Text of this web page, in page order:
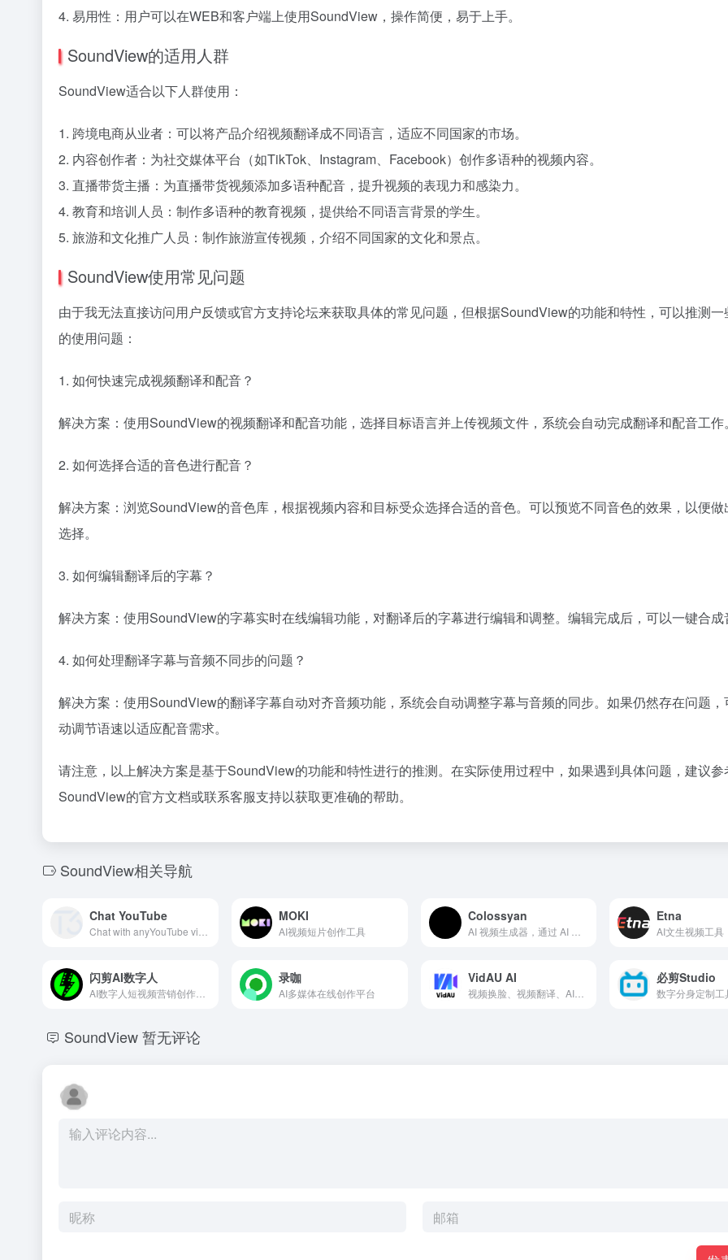
4. 易用性：用户可以在WEB和客户端上使用SoundView，操作简便，易于上手。
SoundView的适用人群
SoundView适合以下人群使用：
1. 跨境电商从业者：可以将产品介绍视频翻译成不同语言，适应不同国家的市场。
2. 内容创作者：为社交媒体平台（如TikTok、Instagram、Facebook）创作多语种的视频内容。
3. 直播带货主播：为直播带货视频添加多语种配音，提升视频的表现力和感染力。
4. 教育和培训人员：制作多语种的教育视频，提供给不同语言背景的学生。
5. 旅游和文化推广人员：制作旅游宣传视频，介绍不同国家的文化和景点。
SoundView使用常见问题
由于我无法直接访问用户反馈或官方支持论坛来获取具体的常见问题，但根据SoundView的功能和特性，可以推测一
的使用问题：
1. 如何快速完成视频翻译和配音？
解决方案：使用SoundView的视频翻译和配音功能，选择目标语言并上传视频文件，系统会自动完成翻译和配音工作
2. 如何选择合适的音色进行配音？
解决方案：浏览SoundView的音色库，根据视频内容和目标受众选择合适的音色。可以预览不同音色的效果，以便做
选择。
3. 如何编辑翻译后的字幕？
解决方案：使用SoundView的字幕实时在线编辑功能，对翻译后的字幕进行编辑和调整。编辑完成后，可以一键合成
4. 如何处理翻译字幕与音频不同步的问题？
解决方案：使用SoundView的翻译字幕自动对齐音频功能，系统会自动调整字幕与音频的同步。如果仍然存在问题，
动调节语速以适应配音需求。
请注意，以上解决方案是基于SoundView的功能和特性进行的推测。在实际使用过程中，如果遇到具体问题，建议参
SoundView的官方文档或联系客服支持以获取更准确的帮助。
SoundView相关导航
Chat YouTube MOKI
AI视频短片创作工具
Colossyan Etna
AI文生视频工具
闪剪AI数字人 录咖
AI多媒体在线创作平台
VidAU AI
视频换脸、视频翻译、AI数字人、字幕翻译
必剪Studio
数字分身定制工
SoundView暂无评论